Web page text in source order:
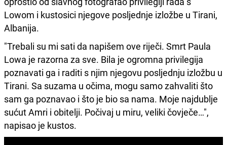
Lowom i kustosici njegove posljednje izložbe u Tirani,
Albanija.
"Trebali su mi sati da napišem ove riječi. Smrt Paula
Lowa je razorna za sve. Bila je ogromna privilegija
poznavati ga i raditi s njim njegovu posljednju izložbu u
Tirani. Sa suzama u očima, mogu samo zahvaliti što
sam ga poznavao i što je bio sa nama. Moje najdublje
sućut Amri i obitelji. Počivaj u miru, veliki čovječe…",
napisao je kustos.